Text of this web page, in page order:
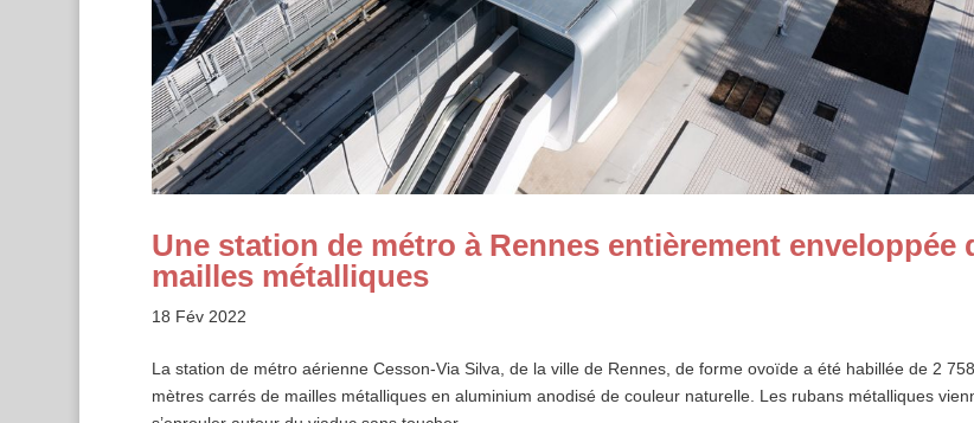
Une station de métro à Rennes entièrement enveloppée
mailles métalliques
18 Fév 2022
La station de métro aérienne Cesson-Via Silva, de la ville de Rennes, de forme ovoïde a été habillée de 2 758
mètres carrés de mailles métalliques en aluminium anodisé de couleur naturelle. Les rubans métalliques